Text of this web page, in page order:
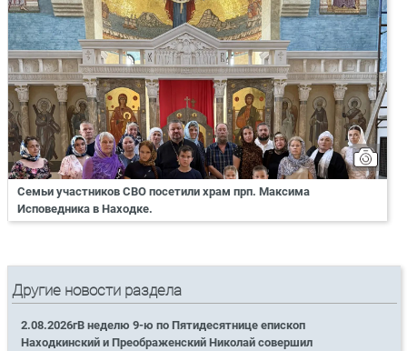
Семьи участников СВО посетили храм прп. Максима
Исповедника в Находке.
Другие новости раздела
2.08.2026гВ неделю 9-ю по Пятидесятнице епископ
Находкинский и Преображенский Николай совершил